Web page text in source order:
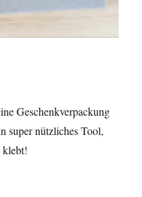
Geschenkverpackung
super nützliches Tool,
klebt!